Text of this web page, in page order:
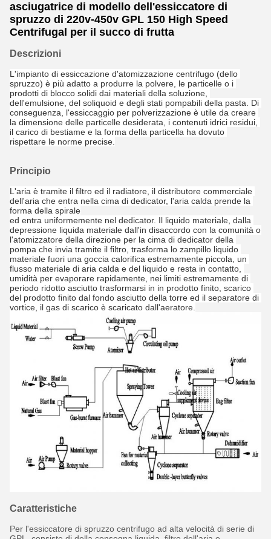
asciugatrice di modello dell'essiccatore di
spruzzo di 220v-450v GPL 150 High Speed
Centrifugal per il succo di frutta
Descrizioni
L'impianto di essiccazione d'atomizzazione centrifugo (dello
spruzzo) è più adatto a produrre la polvere, le particelle o i
prodotti di blocco solidi dai materiali della soluzione,
dell'emulsione, del soliquoid e degli stati pompabili della pasta. Di
conseguenza, l'essiccaggio per polverizzazione è utile da creare
la dimensione delle particelle desiderata, i contenuti idrici residui,
il carico di bestiame e la forma della particella ha dovuto
rispettare le norme precise.
Principio
L'aria è tramite il filtro ed il radiatore, il distributore commerciale
dell'aria che entra nella cima di dedicator, l'aria calda prende la
forma della spirale
ed entra uniformemente nel dedicator. Il liquido materiale, dalla
depressione liquida materiale dall'in disaccordo con la comunità o
l'atomizzatore della direzione per la cima di dedicator della
pompa che invia tramite il filtro, trasforma lo zampillo liquido
materiale fuori una goccia calorifica estremamente piccola, un
flusso materiale di aria calda e del liquido e resta in contatto,
umidità per evaporare rapidamente, nei limiti estremamente di
periodo ridotto asciutto trasformarsi in in prodotto finito, scarico
del prodotto finito dal fondo asciutto della torre ed il separatore di
vortice, il gas di scarico è scaricato dall'aeratore.
Caratteristiche
Per l'essiccatore di spruzzo centrifugo ad alta velocità di serie di